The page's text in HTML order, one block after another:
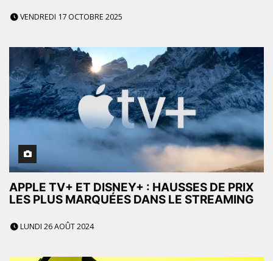
VENDREDI 17 OCTOBRE 2025
APPLE TV+ ET DISNEY+ : HAUSSES DE PRIX
LES PLUS MARQUÉES DANS LE STREAMING
LUNDI 26 AOÛT 2024